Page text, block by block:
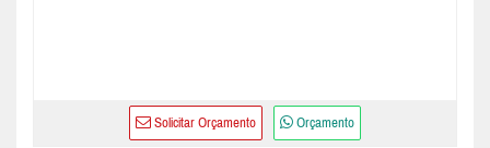
Solicitar Orçamento Orçamento